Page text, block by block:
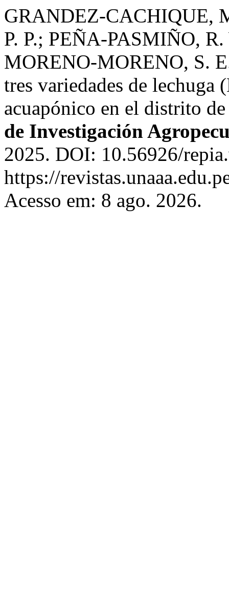
GRANDEZ-CACHIQUE,
P. P.; PEÑA-PASMIÑO,
MORENO-MORENO, S.
tres variedades de lechuga
acuapónico en el distrito
de Investigación
2025. DOI: 10.56926/
https://
Acesso em: 8 ago. 2026.